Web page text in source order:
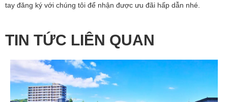
tay đăng ký với chúng tôi để nhận được ưu đãi hấp dẫn nhé.
TIN TỨC LIÊN QUAN